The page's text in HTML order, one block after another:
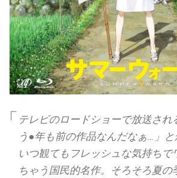
テレビのロードショーで放送され
う●年も前の作品なんだなぁ…」と
いつ観てもフレッシュな気持ちで
ちゃう国民的名作。そろそろ夏の